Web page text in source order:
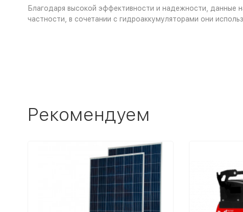
Благодаря высокой эффективности и надежности, данные
частности, в сочетании с гидроаккумуляторами они
Рекомендуем